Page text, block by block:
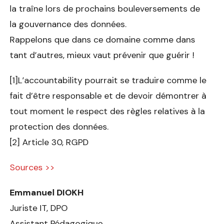
la traîne lors de prochains bouleversements de
la gouvernance des données.
Rappelons que dans ce domaine comme dans
tant d’autres, mieux vaut prévenir que guérir !
[1]L’accountability pourrait se traduire comme le
fait d’être responsable et de devoir démontrer à
tout moment le respect des règles relatives à la
protection des données.
[2] Article 30, RGPD
Sources >>
Emmanuel DIOKH
Juriste IT, DPO